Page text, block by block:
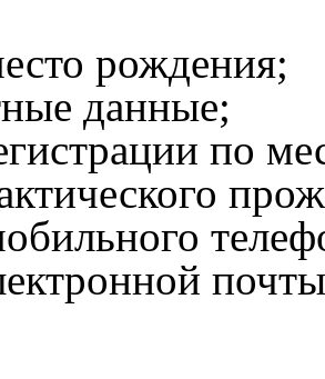
рождения;
данные;
по